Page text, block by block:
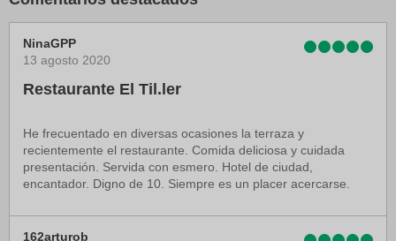
NinaGPP
13 agosto 2020
Restaurante El Til.ler
He frecuentado en diversas ocasiones la terraza y
recientemente el restaurante. Comida deliciosa y cuidada
presentación. Servida con esmero. Hotel de ciudad,
encantador. Digno de 10. Siempre es un placer acercarse.
162arturob